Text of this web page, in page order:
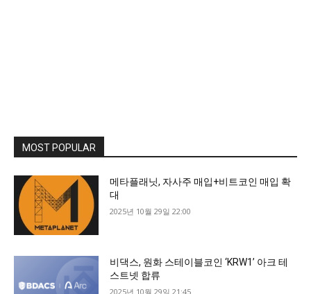
MOST POPULAR
메타플래닛, 자사주 매입+비트코인 매입 확
대
2025년 10월 29일 22:00
비댁스, 원화 스테이블코인 ‘KRW1’ 아크 테
스트넷 합류
2025년 10월 29일 21:45